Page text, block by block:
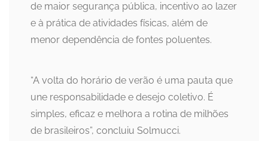
de maior segurança pública, incentivo ao lazer
e à prática de atividades físicas, além de
menor dependência de fontes poluentes.
“A volta do horário de verão é uma pauta que
une responsabilidade e desejo coletivo. É
simples, eficaz e melhora a rotina de milhões
de brasileiros”, concluiu Solmucci.